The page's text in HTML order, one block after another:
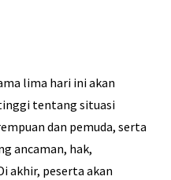
lima hari ini akan
tentang situasi
dan pemuda, serta
ancaman, hak,
akhir, peserta akan